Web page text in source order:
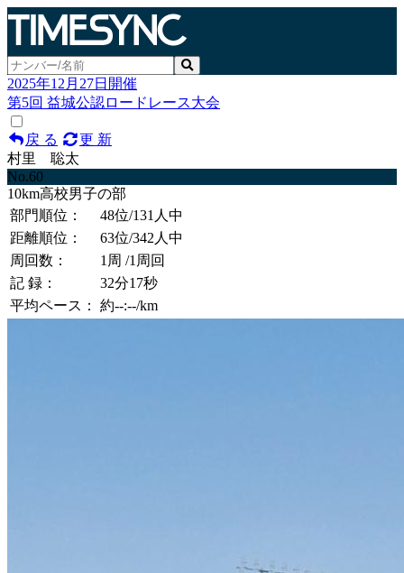
2025年12月27日開催
第5回 益城公認ロードレース大会
戻 る
更 新
村里 聡太
No.60
10km高校男子の部
部門順位：
48位/131人中
距離順位：
63位/342人中
周回数：
1周 /1周回
記 録：
32分17秒
平均ペース：
約--:--/km